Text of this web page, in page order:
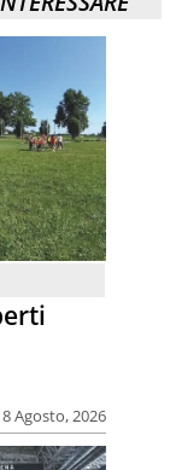
Agosto, 2026